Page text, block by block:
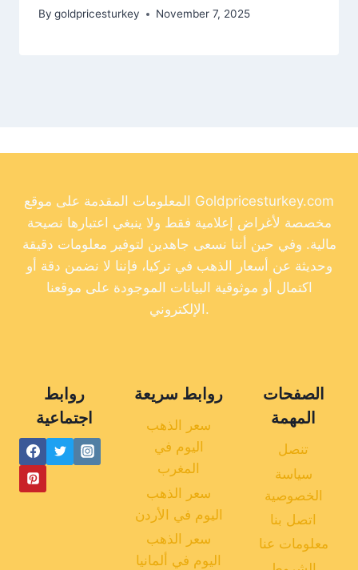
By goldpricesturkey November 7, 2025
المعلومات المقدمة على موقع Goldpricesturkey.com
مخصصة لأغراض إعلامية فقط ولا ينبغي اعتبارها نصيحة
مالية. وفي حين أننا نسعى جاهدين لتوفير معلومات دقيقة
وحديثة عن أسعار الذهب في تركيا، فإننا لا نضمن دقة أو
اكتمال أو موثوقية البيانات الموجودة على موقعنا
الإلكتروني.
روابط
اجتماعية
روابط سريعة
سعر الذهب
اليوم في
المغرب
سعر الذهب
اليوم في الأردن
سعر الذهب
اليوم في ألمانيا
الصفحات
المهمة
تنصل
سياسة
الخصوصية
اتصل بنا
معلومات عنا